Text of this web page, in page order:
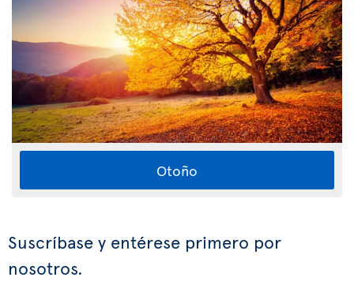
Otoño
Suscríbase y entérese primero por
nosotros.